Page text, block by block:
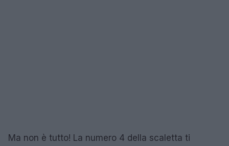
Ma non è tutto! La numero 4 della scaletta ti